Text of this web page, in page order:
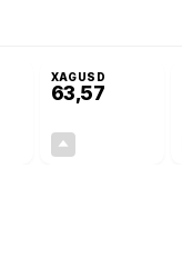
XAGUSD
63,57